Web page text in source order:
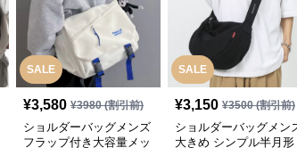
SALE
¥3,580 ¥3980(割引前)
ショルダーバッグメンズ
フラップ付き大容量メッ
センジャーバッグ
SALE
¥3,150 ¥3500(割引前)
ショルダーバッグメンズ
大きめ シンプル半月形
キャンバスショルダー